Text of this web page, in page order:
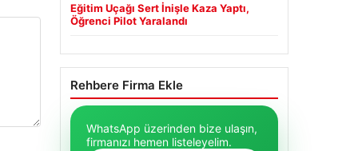
Eğitim Uçağı Sert İnişle Kaza Yaptı,
Öğrenci Pilot Yaralandı
Rehbere Firma Ekle
WhatsApp üzerinden bize ulaşın,
firmanızı hemen listeleyelim.